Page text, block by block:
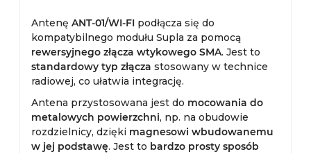
Antenę ANT-01/WI-FI podłącza się do
kompatybilnego modułu Supla za pomocą
rewersyjnego złącza wtykowego SMA. Jest to
standardowy typ złącza stosowany w technice
radiowej, co ułatwia integrację.
Antena przystosowana jest do mocowania do
metalowych powierzchni, np. na obudowie
rozdzielnicy, dzięki magnesowi wbudowanemu
w jej podstawę. Jest to bardzo prosty sposób